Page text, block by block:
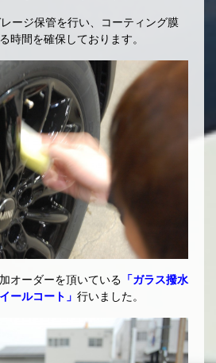
ージ保管を行い、コーティング膜
時間を確保しております。
オーダーを頂いている 「ガラス撥水
ールコート」 行いました。